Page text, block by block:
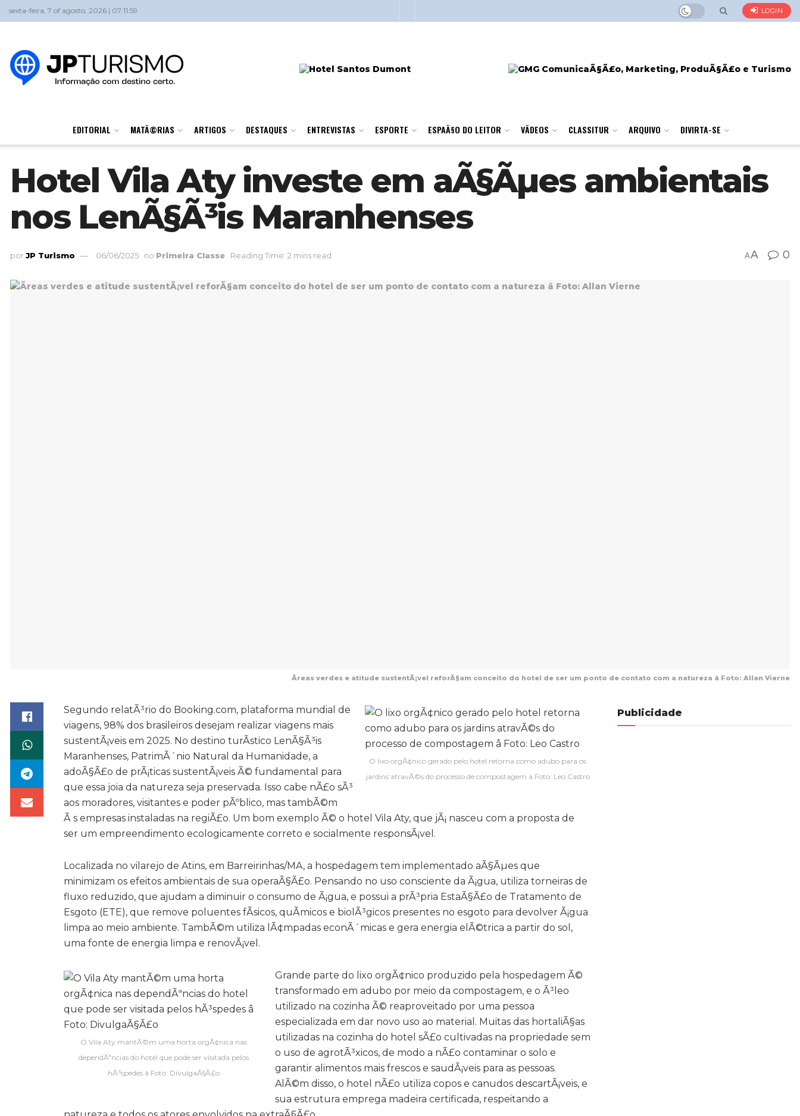
sexta-feira, 7 of agosto, 2026 | 07:11:59 LOGIN
EDITORIAL MATÃ©RIAS ARTIGOS DESTAQUES ENTREVISTAS ESPORTE ESPAÃ§O DO LEITOR VÃ­DEOS CLASSITUR ARQUIVO DIVIRTA-SE
Hotel Vila Aty investe em aÃ§Ãµes ambientais
nos LenÃ§Ã³is Maranhenses
porJP Turismo 06/06/2025 no Primeira Classe Reading Time: 2 mins read AA 0
Ãreas verdes e atitude sustentÃ¡vel reforÃ§am conceito do hotel de ser um ponto de contato com a natureza â Foto: Allan Vierne
O lixo orgÃ¢nico gerado pelo hotel retorna como adubo para os
jardins atravÃ©s do processo de compostagem â Foto: Leo Castro
Segundo relatÃ³rio do Booking.com, plataforma mundial de
viagens, 98% dos brasileiros desejam realizar viagens mais
sustentÃ¡veis em 2025. No destino turÃ­stico LenÃ§Ã³is
Maranhenses, PatrimÃ´nio Natural da Humanidade, a
adoÃ§Ã£o de prÃ¡ticas sustentÃ¡veis Ã© fundamental para
que essa joia da natureza seja preservada. Isso cabe nÃ£o sÃ³
aos moradores, visitantes e poder pÃºblico, mas tambÃ©m
Ã s empresas instaladas na regiÃ£o. Um bom exemplo Ã© o hotel Vila Aty, que jÃ¡ nasceu com a proposta de
ser um empreendimento ecologicamente correto e socialmente responsÃ¡vel.
Localizada no vilarejo de Atins, em Barreirinhas/MA, a hospedagem tem implementado aÃ§Ãµes que
minimizam os efeitos ambientais de sua operaÃ§Ã£o. Pensando no uso consciente da Ã¡gua, utiliza torneiras de
fluxo reduzido, que ajudam a diminuir o consumo de Ã¡gua, e possui a prÃ³pria EstaÃ§Ã£o de Tratamento de
Esgoto (ETE), que remove poluentes fÃ­sicos, quÃ­micos e biolÃ³gicos presentes no esgoto para devolver Ã¡gua
limpa ao meio ambiente. TambÃ©m utiliza lÃ¢mpadas econÃ´micas e gera energia elÃ©trica a partir do sol,
uma fonte de energia limpa e renovÃ¡vel.
O Vila Aty mantÃ©m uma horta orgÃ¢nica nas
dependÃªncias do hotel que pode ser visitada pelos
hÃ³spedes â Foto: DivulgaÃ§Ã£o
Grande parte do lixo orgÃ¢nico produzido pela hospedagem Ã©
transformado em adubo por meio da compostagem, e o Ã³leo
utilizado na cozinha Ã© reaproveitado por uma pessoa
especializada em dar novo uso ao material. Muitas das hortaliÃ§as
utilizadas na cozinha do hotel sÃ£o cultivadas na propriedade sem
o uso de agrotÃ³xicos, de modo a nÃ£o contaminar o solo e
garantir alimentos mais frescos e saudÃ¡veis para as pessoas.
AlÃ©m disso, o hotel nÃ£o utiliza copos e canudos descartÃ¡veis, e
sua estrutura emprega madeira certificada, respeitando a
Publicidade